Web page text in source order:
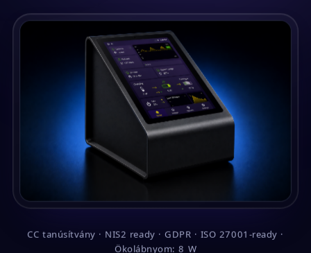
CC tanúsítvány · NIS2 ready · GDPR · ISO 27001-ready ·
Ökolábnyom: 8 W